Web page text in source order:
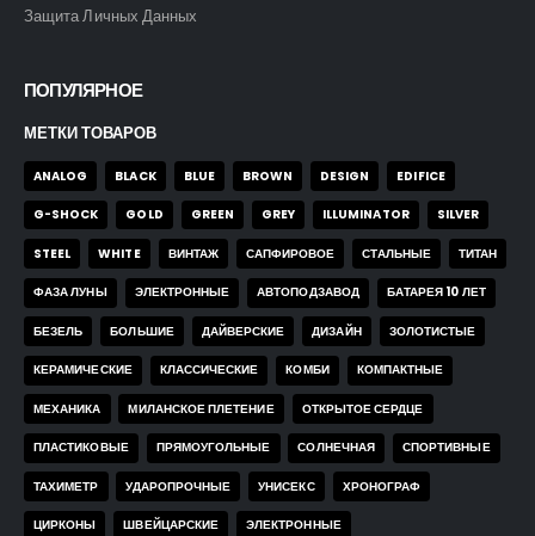
Защита Личных Данных
ПОПУЛЯРНОЕ
МЕТКИ ТОВАРОВ
ANALOG BLACK BLUE BROWN DESIGN EDIFICE
G-SHOCK GOLD GREEN GREY ILLUMINATOR SILVER
STEEL WHITE ВИНТАЖ САПФИРОВОЕ СТАЛЬНЫЕ ТИТАН
ФАЗА ЛУНЫ ЭЛЕКТРОННЫЕ АВТОПОДЗАВОД БАТАРЕЯ 10 ЛЕТ
БЕЗЕЛЬ БОЛЬШИЕ ДАЙВЕРСКИЕ ДИЗАЙН ЗОЛОТИСТЫЕ
КЕРАМИЧЕСКИЕ КЛАССИЧЕСКИЕ КОМБИ КОМПАКТНЫЕ
МЕХАНИКА МИЛАНСКОЕ ПЛЕТЕНИЕ ОТКРЫТОЕ СЕРДЦЕ
ПЛАСТИКОВЫЕ ПРЯМОУГОЛЬНЫЕ СОЛНЕЧНАЯ СПОРТИВНЫЕ
ТАХИМЕТР УДАРОПРОЧНЫЕ УНИСЕКС ХРОНОГРАФ
ЦИРКОНЫ ШВЕЙЦАРСКИЕ ЭЛЕКТРОННЫЕ